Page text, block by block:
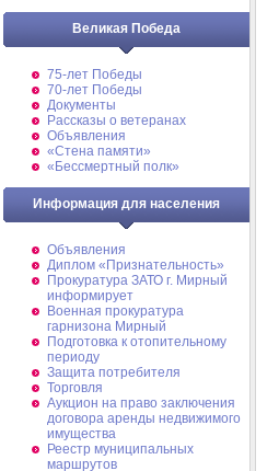
Великая Победа
75-лет Победы
70-лет Победы
Документы
Рассказы о ветеранах
Объявления
«Стена памяти»
«Бессмертный полк»
Информация для населения
Объявления
Диплом «Признательность»
Прокуратура ЗАТО г. Мирный
информирует
Военная прокуратура
гарнизона Мирный
Подготовка к отопительному
периоду
Защита потребителя
Торговля
Аукцион на право заключения
договора аренды недвижимого
имущества
Реестр муниципальных
маршрутов